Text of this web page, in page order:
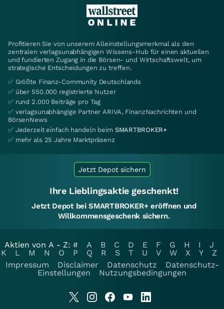
Profitieren Sie von unserem Alleinstellungsmerkmal als den
zentralen verlagsunabhängigen Wissens-Hub für einen aktuellen
und fundierten Zugang in die Börsen- und Wirtschaftswelt, um
strategische Entscheidungen zu treffen.
✅ Größte Finanz-Community Deutschlands
✅ über 550.000 registrierte Nutzer
✅ rund 2.000 Beiträge pro Tag
✅ verlagsunabhängige Partner ARIVA, FinanzNachrichten und
BörsenNews
✅ Jederzeit einfach handeln beim SMARTBROKER+
✅ mehr als 25 Jahre Marktpräsenz
Jetzt Depot sichern
Ihre Lieblingsaktie geschenkt!
Jetzt Depot bei SMARTBROKER+ eröffnen und
Willkommensgeschenk sichern.
Aktien von A - Z: # A B C D E F G H I
J
K
L M N O P Q R S T U V W X Y
Z
Impressum
Disclaimer Datenschutz
Datenschutz-
Einstellungen
Nutzungsbedingungen